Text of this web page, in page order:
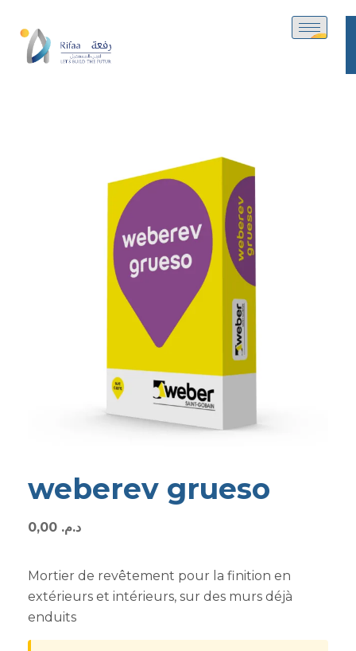
weberev grueso
د.م.
Mortier de revêtement pour la finition en
extérieurs et intérieurs, sur des murs déjà
enduits